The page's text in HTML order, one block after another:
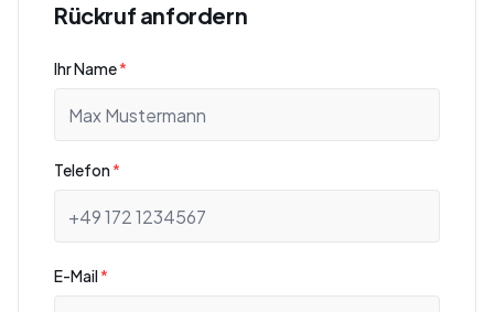
Rückruf anfordern
Ihr Name*
Telefon*
E-Mail*